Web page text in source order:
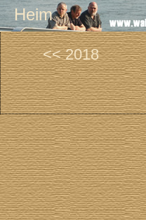
Heim
<< 2018